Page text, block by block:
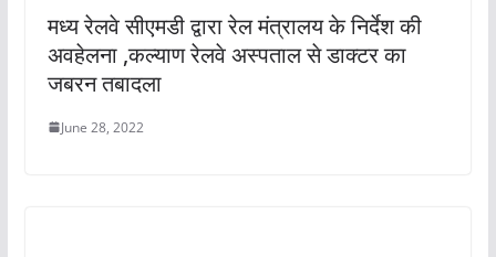
मध्य रेलवे सीएमडी द्वारा रेल मंत्रालय के निर्देश की
अवहेलना ,कल्याण रेलवे अस्पताल से डाक्टर का
जबरन तबादला
June 28, 2022